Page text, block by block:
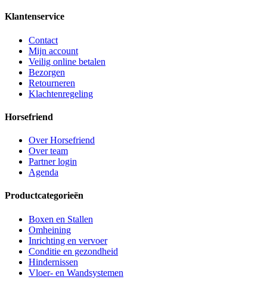
Klantenservice
Contact
Mijn account
Veilig online betalen
Bezorgen
Retourneren
Klachtenregeling
Horsefriend
Over Horsefriend
Over team
Partner login
Agenda
Productcategorieën
Boxen en Stallen
Omheining
Inrichting en vervoer
Conditie en gezondheid
Hindernissen
Vloer- en Wandsystemen